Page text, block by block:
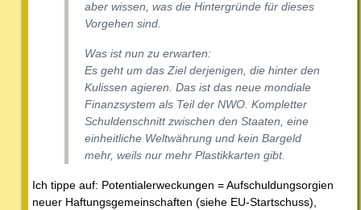
aber wissen, was die Hintergründe für dieses
Vorgehen sind.
Was ist nun zu erwarten:
Es geht um das Ziel derjenigen, die hinter den
Kulissen agieren. Das ist das neue mondiale
Finanzsystem als Teil der NWO. Kompletter
Schuldenschnitt zwischen den Staaten, eine
einheitliche Weltwährung und kein Bargeld
mehr, weils nur mehr Plastikkarten gibt.
Ich tippe auf: Potentialerweckungen = Aufschuldungsorgien
neuer Haftungsgemeinschaften (siehe EU-Startschuss),